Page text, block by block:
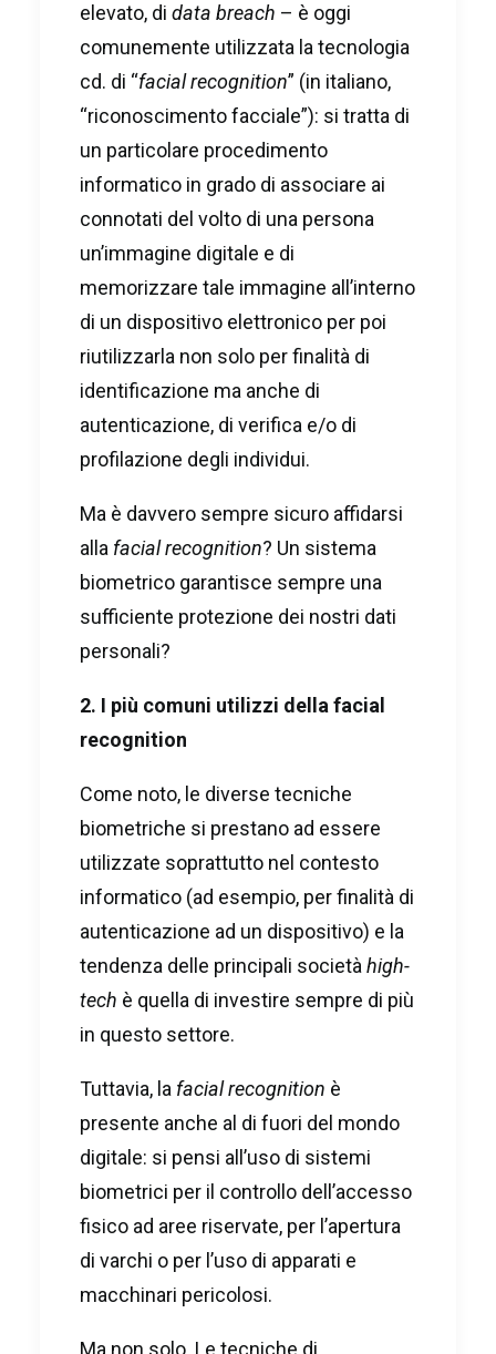
elevato, di data breach – è oggi
comunemente utilizzata la tecnologia
cd. di “facial recognition” (in italiano,
“riconoscimento facciale”): si tratta di
un particolare procedimento
informatico in grado di associare ai
connotati del volto di una persona
un’immagine digitale e di
memorizzare tale immagine all’interno
di un dispositivo elettronico per poi
riutilizzarla non solo per finalità di
identificazione ma anche di
autenticazione, di verifica e/o di
profilazione degli individui.
Ma è davvero sempre sicuro affidarsi
alla facial recognition? Un sistema
biometrico garantisce sempre una
sufficiente protezione dei nostri dati
personali?
2. I più comuni utilizzi della facial
recognition
Come noto, le diverse tecniche
biometriche si prestano ad essere
utilizzate soprattutto nel contesto
informatico (ad esempio, per finalità di
autenticazione ad un dispositivo) e la
tendenza delle principali società high-
tech è quella di investire sempre di più
in questo settore.
Tuttavia, la facial recognition è
presente anche al di fuori del mondo
digitale: si pensi all’uso di sistemi
biometrici per il controllo dell’accesso
fisico ad aree riservate, per l’apertura
di varchi o per l’uso di apparati e
macchinari pericolosi.
Ma non solo. Le tecniche di